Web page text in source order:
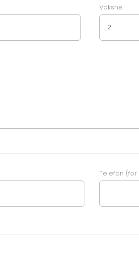
Voksne
2
Telefon (for